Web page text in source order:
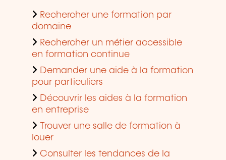
Rechercher une formation par
domaine
Rechercher un métier accessible
en formation continue
Demander une aide à la formation
pour particuliers
Découvrir les aides à la formation
en entreprise
Trouver une salle de formation à
louer
Consulter les tendances de la